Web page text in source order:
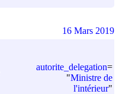
autorite_delegation=
"Ministre de
l'intérieur"
16 Mars 2019